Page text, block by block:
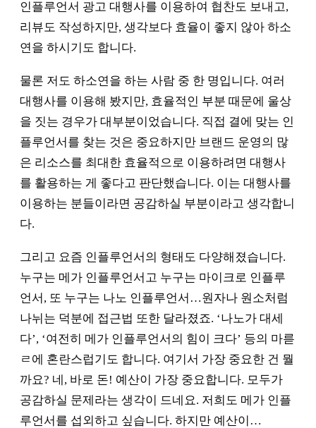
인플루언서 광고 대행사를 이용하여 협찬도 보내고,
리뷰도 작성하지만, 생각보다 효율이 좋지 않아 하소
연을 하시기도 합니다.
물론 저도 하소연을 하는 사람 중 한 명입니다. 여러
대행사를 이용해 봤지만, 효율적인 부분 때문에 울상
을 짓는 경우가 대부분이었습니다. 직접 결에 맞는 인
플루언서를 찾는 것은 중요하지만 브랜드 운영의 많
은 리소스를 최대한 효율적으로 이용하려면 대행사
를 활용하는 게 좋다고 판단했습니다. 이는 대행사를
이용하는 분들이라면 공감하실 부분이라고 생각합니
다.
그리고 요즘 인플루언서의 형태도 다양해졌습니다.
누구는 메가 인플루언서고 누구는 마이크로 인플루
언서, 또 누구는 나노 인플루언서…원자나 원소처럼
나뉘는 덕분에 접근법 또한 달라졌죠. ‘나노가 대세
다’, ‘여전히 메가 인플루언서의 힘이 크다’ 등의 마륻
ㄹ에 혼란스럽기도 합니다. 여기서 가장 중요한 건 뭘
까요? 네, 바로 돈! 예산이 가장 중요합니다. 모두가
공감하실 문제라는 생각이 드네요. 저희도 메가 인플
루언서를 섭외하고 싶습니다. 하지만 예산이…